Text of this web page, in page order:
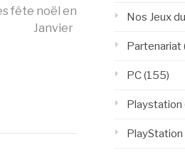
fête noël en
Janvier
Nos Jeux
Partenariat
PC(155)
Playstation
PlayStation